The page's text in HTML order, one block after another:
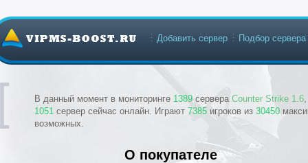
В данный момент в мониторинге 1389 сервера Counter Strike 1.6
1051 сервер сейчас онлайн. Играют 7385 игроков из 30450
возможных.
Добавить сервер Подбор сервера
О покупателе